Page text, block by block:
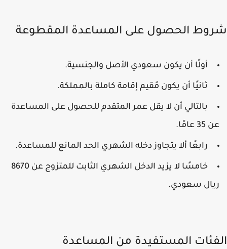
الحصول على المساعدة المقطوعة
أولًا أن يكون سعودي الأصل والجنسية.
ثانيًا أن يكون مُقيم إقامة كاملة بالمملكة.
بالتالي أن لا يقل عمر المتقدم للحصول على المساعدة
35 عامًا.
رابعًا ألا يتجاوز دخله الشهري الحد المانع للمساعدة.
خامسًا لا يزيد الدخل الشهري الثابت للمتزوج عن 8670
سعودي.
المستفيدة من المساعدة